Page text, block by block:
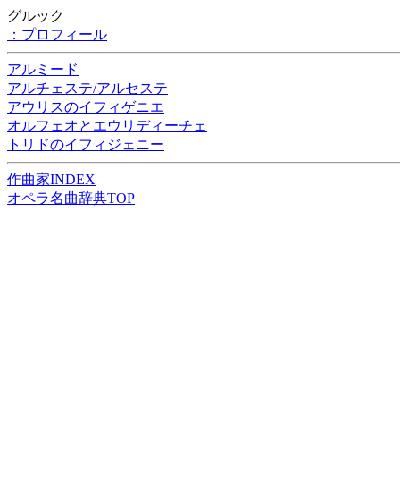
グルック
：プロフィール
アルミード
アルチェステ/アルセステ
アウリスのイフィゲニエ
オルフェオとエウリディーチェ
トリドのイフィジェニー
作曲家INDEX
オペラ名曲辞典TOP